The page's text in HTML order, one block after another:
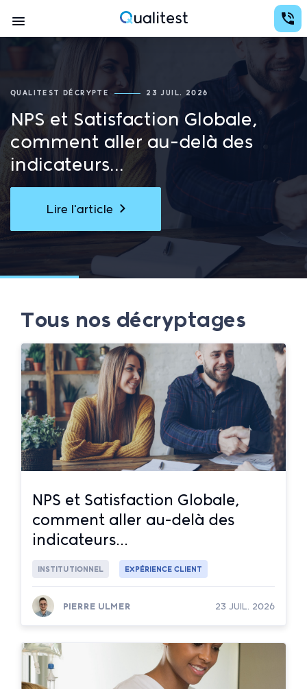
au
contenu
principal
Conception d'études avec des analyses au services de la prise de décision
Qualitest
Navigation
principale
QUALITEST DÉCRYPTE 23 JUIL. 2026
NPS et Satisfaction Globale,
comment aller au-delà des
indicateurs...
Lire l'article
Tous nos décryptages
NPS et Satisfaction Globale,
comment aller au-delà des
indicateurs...
INSTITUTIONNEL EXPÉRIENCE CLIENT
PIERRE ULMER 23 JUIL. 2026
Lire la suite